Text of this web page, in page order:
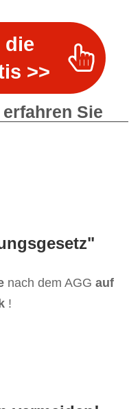
die
>>
Sie
nach dem AGG auf
!